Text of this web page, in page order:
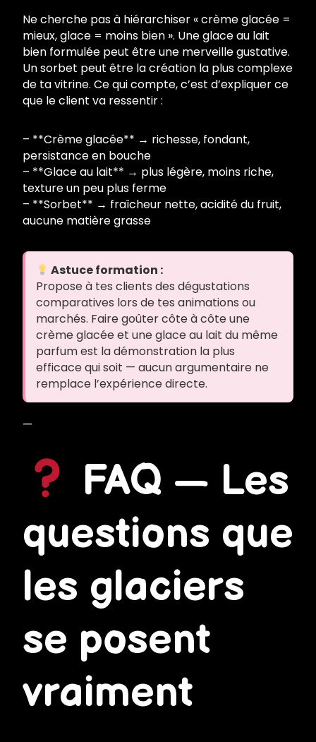
Ne cherche pas à hiérarchiser « crème glacée =
mieux, glace = moins bien ». Une glace au lait
bien formulée peut être une merveille gustative.
Un sorbet peut être la création la plus complexe
de ta vitrine. Ce qui compte, c’est d’expliquer ce
que le client va ressentir :
– **Crème glacée** → richesse, fondant,
persistance en bouche
– **Glace au lait** → plus légère, moins riche,
texture un peu plus ferme
– **Sorbet** → fraîcheur nette, acidité du fruit,
aucune matière grasse
Astuce formation :
Propose à tes clients des dégustations
comparatives lors de tes animations ou
marchés. Faire goûter côte à côte une
crème glacée et une glace au lait du même
parfum est la démonstration la plus
efficace qui soit — aucun argumentaire ne
remplace l’expérience directe.
—
FAQ — Les
questions que
les glaciers
se posent
vraiment